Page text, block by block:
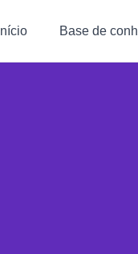
Início Base de